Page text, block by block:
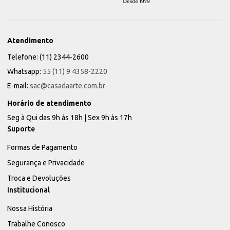
Atendimento
Telefone: (11) 2344-2600
Whatsapp: 55 (11) 9 4358-2220
E-mail: sac@casadaarte.com.br
Horário de atendimento
Seg à Qui das 9h às 18h | Sex 9h às 17h
Suporte
Formas de Pagamento
Segurança e Privacidade
Troca e Devoluções
Institucional
Nossa História
Trabalhe Conosco